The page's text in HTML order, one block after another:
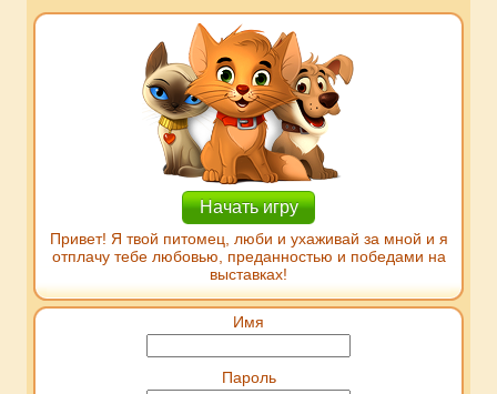
Начать игру
Привет! Я твой питомец, люби и ухаживай за мной и я
отплачу тебе любовью, преданностью и победами на
выставках!
Имя
Пароль